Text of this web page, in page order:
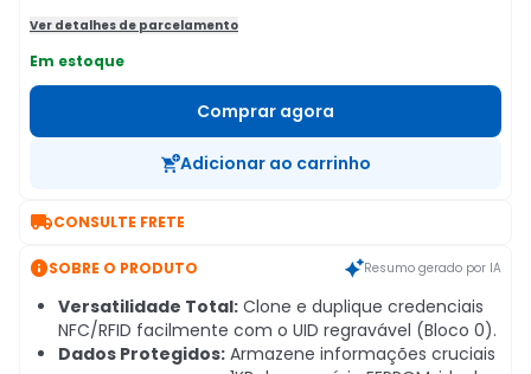
Ver detalhes de parcelamento
Em estoque
Comprar agora
Adicionar ao carrinho
CONSULTE FRETE
SOBRE O PRODUTO Resumo gerado por IA
Versatilidade Total: Clone e duplique credenciais
NFC/RFID facilmente com o UID regravável (Bloco 0).
Dados Protegidos: Armazene informações cruciais